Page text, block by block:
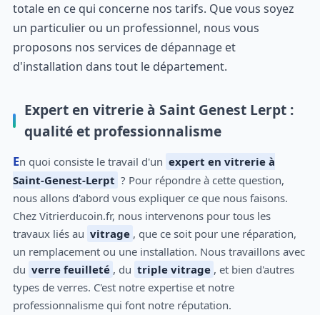
totale en ce qui concerne nos tarifs. Que vous soyez
un particulier ou un professionnel, nous vous
proposons nos services de dépannage et
d'installation dans tout le département.
Expert en vitrerie à Saint Genest Lerpt :
qualité et professionnalisme
En quoi consiste le travail d'un expert en vitrerie à
Saint-Genest-Lerpt ? Pour répondre à cette question,
nous allons d'abord vous expliquer ce que nous faisons.
Chez Vitrierducoin.fr, nous intervenons pour tous les
travaux liés au vitrage , que ce soit pour une réparation,
un remplacement ou une installation. Nous travaillons avec
du verre feuilleté , du triple vitrage , et bien d'autres
types de verres. C'est notre expertise et notre
professionnalisme qui font notre réputation.